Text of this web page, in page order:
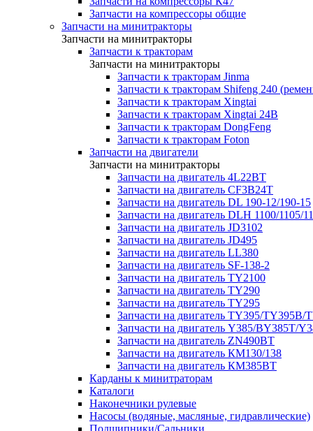
Запчасти на компрессоры общие
Запчасти на минитракторы
Запчасти на минитракторы
Запчасти к тракторам
Запчасти на минитракторы
Запчасти к тракторам Jinma
Запчасти к тракторам Shifeng 240
Запчасти к тракторам Xingtai
Запчасти к тракторам Xingtai 24В
Запчасти к тракторам DongFeng
Запчасти к тракторам Foton
Запчасти на двигатели
Запчасти на минитракторы
Запчасти на двигатель 4L22BT
Запчасти на двигатель CF3B24T
Запчасти на двигатель DL 190-12/190-15
Запчасти на двигатель DLH 1100/1105/
Запчасти на двигатель JD3102
Запчасти на двигатель JD495
Запчасти на двигатель LL380
Запчасти на двигатель SF-138-2
Запчасти на двигатель TY2100
Запчасти на двигатель TY290
Запчасти на двигатель TY295
Запчасти на двигатель TY395/TY395В/
Запчасти на двигатель Y385/BY385T/
Запчасти на двигатель ZN490BT
Запчасти на двигатель КМ130/138
Запчасти на двигатель КМ385ВТ
Карданы к минитраторам
Каталоги
Наконечники рулевые
Насосы (водяные, масляные, гидравлические)
Подшипники/Сальники